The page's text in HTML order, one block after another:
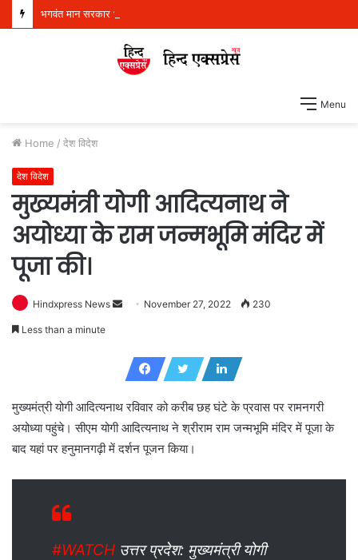
Menu
Home / देश विदेश
देश विदेश
मुख्यमंत्री योगी आदित्यनाथ ने
अयोध्या के राम जन्मभूमि मंदिर में
पूजा की।
Hindxpress News
a
a
November 27, 2022 230
Less than a minute
मुख्यमंत्री योगी आदित्यनाथ रविवार को करीब छह घंटे के प्रवास पर रामनगरी
अयोध्या पहुंचे। सीएम योगी आदित्यनाथ ने श्रीराम राम जन्मभूमि मंदिर में पूजा के
बाद यहां पर हनुमानगढ़ी में दर्शन पूजन किया।
#WATCH उत्तर प्रदेश: मुख्यमंत्री योगी